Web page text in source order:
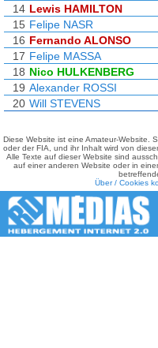
14 Lewis HAMILTON
15 Felipe NASR
16 Fernando ALONSO
17 Felipe MASSA
18 Nico HULKENBERG
19 Alexander ROSSI
20 Will STEVENS
Diese Website ist eine Amateur-Website.
oder der FIA, und ihr Inhalt wird von
Alle Texte auf dieser Website sind
auf einer anderen Website oder in
Über / Cookies